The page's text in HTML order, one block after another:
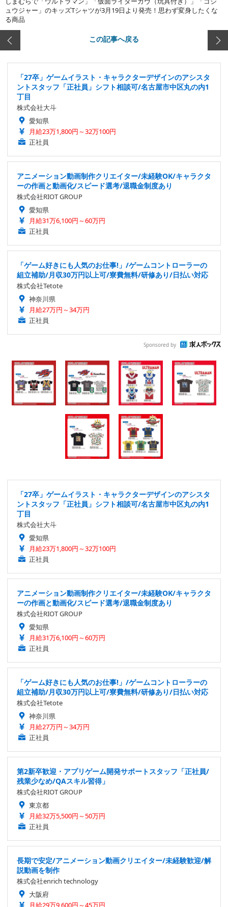
ュウジャー」のキッズTシャツが3月19日より発売！思わず変身したくな
る商品
この記事へ戻る
「27卒」ゲームイラスト・キャラクターデザインのアシスタ
ントスタッフ「正社員」シフト相談可/名古屋市中区丸の内1
丁目
株式会社大斗
愛知県
月給23万1,800円～32万100円
正社員
アニメーション動画制作クリエイター/未経験OK/キャラクタ
ーの作画と動画化/スピード選考/退職金制度あり
株式会社RIOT GROUP
愛知県
月給31万6,100円～60万円
正社員
「ゲーム好きにも人気のお仕事!」/ゲームコントローラーの
組立補助/月収30万円以上可/寮費無料/研修あり/日払い対応
株式会社Tetote
神奈川県
月給27万円～34万円
正社員
Sponsored by
「27卒」ゲームイラスト・キャラクターデザインのアシスタ
ントスタッフ「正社員」シフト相談可/名古屋市中区丸の内1
丁目
株式会社大斗
愛知県
月給23万1,800円～32万100円
正社員
アニメーション動画制作クリエイター/未経験OK/キャラクタ
ーの作画と動画化/スピード選考/退職金制度あり
株式会社RIOT GROUP
愛知県
月給31万6,100円～60万円
正社員
「ゲーム好きにも人気のお仕事!」/ゲームコントローラーの
組立補助/月収30万円以上可/寮費無料/研修あり/日払い対応
株式会社Tetote
神奈川県
月給27万円～34万円
正社員
第2新卒歓迎・アプリゲーム開発サポートスタッフ「正社員/
残業少なめ/QAスキル習得」
株式会社RIOT GROUP
東京都
月給32万5,500円～50万円
正社員
長期で安定/アニメーション動画クリエイター/未経験歓迎/解
説動画を制作
株式会社enrich technology
大阪府
月給29万9,600円～45万円